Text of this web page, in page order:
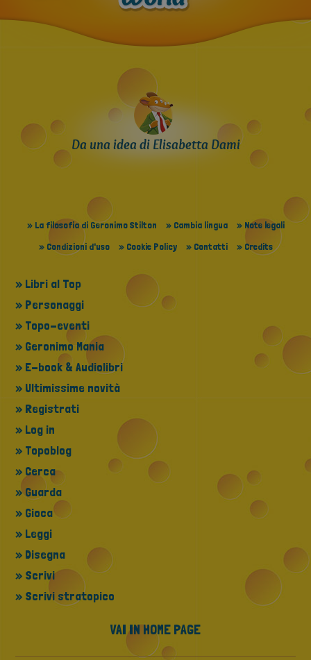
Da una idea di Elisabetta Dami
» La filosofia di Geronimo Stilton » Cambia lingua
» Note legali
» Condizioni d'uso
» Cookie Policy » Contatti » Credits
» Libri al Top
» Personaggi
» Topo-eventi
» Geronimo Mania
» E-book & Audiolibri
» Ultimissime novità
» Registrati
» Log in
» Topoblog
» Cerca
» Guarda
» Gioca
» Leggi
» Disegna
» Scrivi
» Scrivi stratopico
VAI IN HOME PAGE